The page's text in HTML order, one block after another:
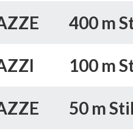
400 m
100 m
50 m